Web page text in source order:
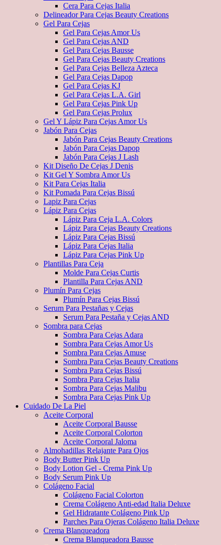
Cera Para Cejas Italia
Delineador Para Cejas Beauty Creations
Gel Para Cejas
Gel Para Cejas Amor Us
Gel Para Cejas AND
Gel Para Cejas Bausse
Gel Para Cejas Beauty Creations
Gel Para Cejas Belleza Azteca
Gel Para Cejas Dapop
Gel Para Cejas KJ
Gel Para Cejas L.A. Girl
Gel Para Cejas Pink Up
Gel Para Cejas Prolux
Gel Y Lápiz Para Cejas Amor Us
Jabón Para Cejas
Jabón Para Cejas Beauty Creations
Jabón Para Cejas Dapop
Jabón Para Cejas J Lash
Kit Diseño De Cejas J Denis
Kit Gel Y Sombra Amor Us
Kit Para Cejas Italia
Kit Pomada Para Cejas Bissú
Lapiz Para Cejas
Lápiz Para Cejas
Lápiz Para Ceja L.A. Colors
Lápiz Para Cejas Beauty Creations
Lápiz Para Cejas Bissú
Lápiz Para Cejas Italia
Lápiz Para Cejas Pink Up
Plantillas Para Ceja
Molde Para Cejas Curtis
Plantilla Para Cejas AND
Plumín Para Cejas
Plumín Para Cejas Bissú
Serum Para Pestañas y Cejas
Serum Para Pestaña y Cejas AND
Sombra para Cejas
Sombra Para Cejas Adara
Sombra Para Cejas Amor Us
Sombra Para Cejas Amuse
Sombra Para Cejas Beauty Creations
Sombra Para Cejas Bissú
Sombra Para Cejas Italia
Sombra Para Cejas Malibu
Sombra Para Cejas Pink Up
Cuidado De La Piel
Aceite Corporal
Aceite Corporal Bausse
Aceite Corporal Colorton
Aceite Corporal Jaloma
Almohadillas Relajante Para Ojos
Body Butter Pink Up
Body Lotion Gel - Crema Pink Up
Body Serum Pink Up
Colágeno Facial
Colágeno Facial Colorton
Crema Colágeno Anti-edad Italia Deluxe
Gel Hidratante Colágeno Pink Up
Parches Para Ojeras Colágeno Italia Deluxe
Crema Blanqueadora
Crema Blanqueadora Bausse